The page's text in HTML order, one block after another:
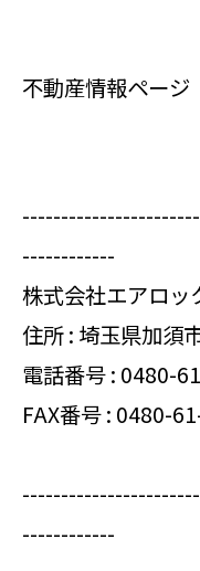
不動産情報ページ
------------
株式会社エアロッ
住所 : 埼玉県加須
電話番号 : 0480-
FAX番号 : 0480-
------------